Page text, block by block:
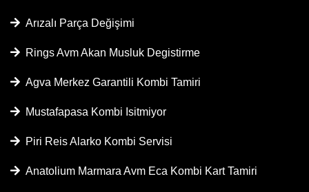
Arızalı Parça Değişimi
Rings Avm Akan Musluk Degistirme
Agva Merkez Garantili Kombi Tamiri
Mustafapasa Kombi Isitmiyor
Piri Reis Alarko Kombi Servisi
Anatolium Marmara Avm Eca Kombi Kart Tamiri